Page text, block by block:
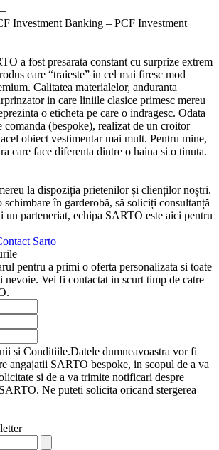
Investment Banking – PCF Investment
a fost presarata constant cu surprize extrem
care “traieste” in cel mai firesc mod
Calitatea materialelor, anduranta
in care liniile clasice primesc mereu
o eticheta pe care o indragesc. Odata
comanda (bespoke), realizat de un croitor
obiect vestimentar mai mult. Pentru mine,
care face diferenta dintre o haina si o tinuta.
la dispoziția prietenilor și clienților noștri.
schimbare în garderobă, să soliciți consultanță
un parteneriat, echipa SARTO este aici pentru
pentru a primi o oferta personalizata si toate
nevoie. Vei fi contactat in scurt timp de catre
si Conditiile.Datele dumneavoastra vor fi
angajatii SARTO bespoke, in scopul de a va
si de a va trimite notificari despre
Ne puteti solicita oricand stergerea